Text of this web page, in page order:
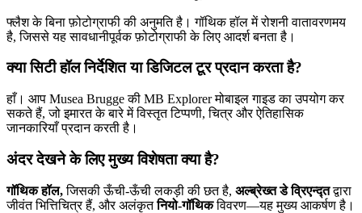
फ्लैश के बिना फ़ोटोग्राफी की अनुमति है। गॉथिक हॉल में रोशनी वातावरणमय
है, जिससे यह सावधानीपूर्वक फ़ोटोग्राफी के लिए आदर्श बनता है।
क्या सिटी हॉल निर्देशित या डिजिटल टूर प्रदान करता है?
हाँ। आप Musea Brugge की MB Explorer मोबाइल गाइड का उपयोग कर
सकते हैं, जो इमारत के बारे में विस्तृत टिप्पणी, चित्र और ऐतिहासिक
जानकारियाँ प्रदान करती है।
अंदर देखने के लिए मुख्य विशेषता क्या है?
गॉथिक हॉल,जिसकी ऊँची-ऊँची लकड़ी की छत है, अल्ब्रेख्त डे व्रिएन्द्तद्वारा
जीवंत भित्तिचित्र हैं, और अलंकृतनियो-गॉथिकविवरण—यह मुख्य आकर्षण है।